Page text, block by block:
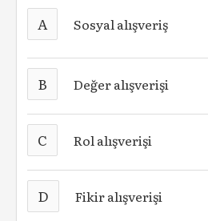
A Sosyal alışveriş
B Değer alışverişi
C Rol alışverişi
D Fikir alışverişi